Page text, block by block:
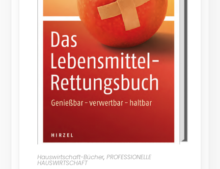
Hauswirtschaft-Bücher, PROFESSIONELLE
HAUSWIRTSCHAFT